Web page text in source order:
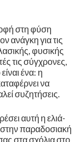
στη φύση
ανάγκη για τις
φυσικής
τις σύγχρονες,
ένα: η
να
συζητήσεις.
αυτή η ελιά-
παραδοσιακή
στα σχόλια στο